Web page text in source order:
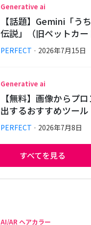
Generative ai
【話題】Gemini「う
伝説」（旧ペットカ
PERFECT · 2026年7月15日
Generative ai
【無料】画像からプ
出するおすすめツー
PERFECT · 2026年7月8日
すべてを見る
AI/AR ヘアカラー